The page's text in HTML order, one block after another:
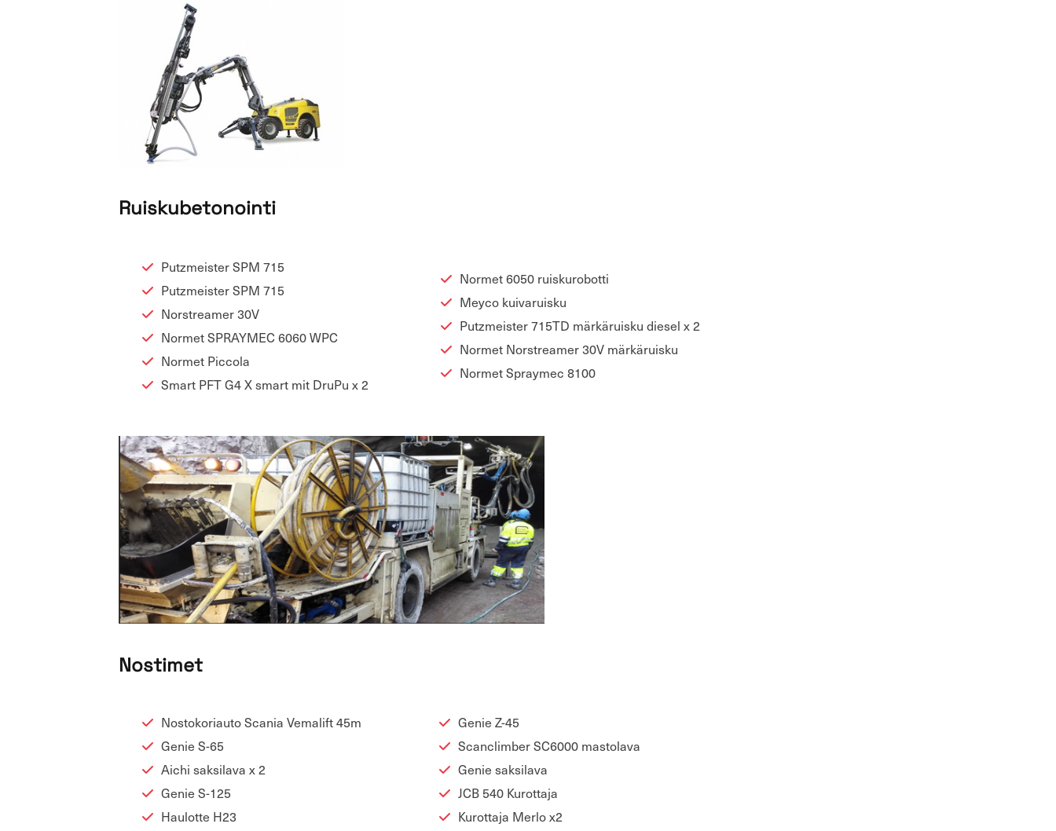
Ruis­ku­be­to­noin­ti
Putzmeister SPM 715
Putzmeister SPM 715
Nor­strea­mer 30V
Nor­met SPRAY­MEC 6060 WPC
Nor­met Picco­la
Smart PFT G4 X smart mit DruPu x 2
Nor­met 6050 ruis­ku­ro­bot­ti
Meyco kui­va­ruis­ku
Putzmeister 715TD mär­kä­ruis­ku die­sel x 2
Nor­met Nor­strea­mer 30V mär­kä­ruis­ku
Nor­met Spray­mec 8100
Nos­ti­met
Nos­to­ko­ri­au­to Sca­nia Ve­ma­lift 45m
Genie S-65
Aichi sak­si­la­va x 2
Genie S-125
Hau­lot­te H23
Genie Z-45
Scanclim­ber SC6000 mas­to­la­va
Genie sak­si­la­va
JCB 540 Ku­rot­ta­ja
Ku­rot­ta­ja Merlo x2